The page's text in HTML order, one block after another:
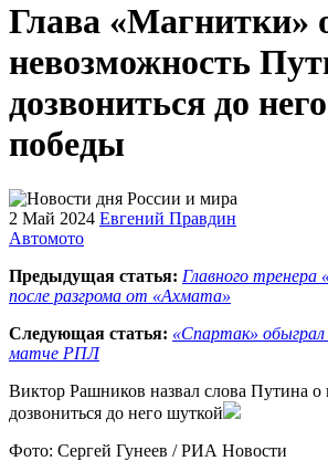
Глава «Магнитки»
невозможность
дозвониться до
победы
2 Май 2024 Евгений Правдин
Автомото
Предыдущая статья: Главного
после разгрома от «Ахмата»
Следующая статья: «Спартак»
матче РПЛ
Виктор Рашников назвал слова Путина о
дозвониться до него шуткой
Фото: Сергей Гунеев / РИА Новости